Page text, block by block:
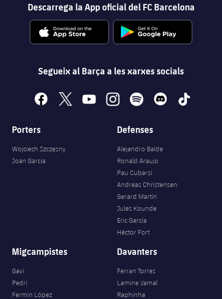
Descarrega la App oficial del FC Barcelona
Segueix al Barça a les xarxes socials
facebook
x youtubeinstagramspotify discord tiktok
Porters
Wojciech Szczęsny
Joan Garcia
Defenses
Alejandro Balde
Ronald Araujo
Pau Cubarsí
Andreas Christensen
Gerard Martín
Jules Kounde
Eric García
Héctor Fort
Migcampistes
Gavi
Pedri
Fermín López
Davanters
Ferran Torres
Lamine Yamal
Raphinha